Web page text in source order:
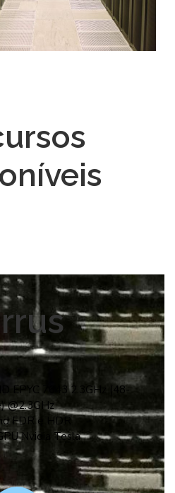
EPYC 7643 2.3GHz (48-
@2.3GHz
FDR e HDR
Nvidia Tesla